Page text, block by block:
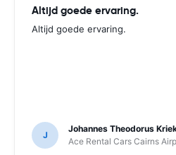
Altijd goede ervaring.
Altijd goede ervaring.
J
Johannes Theodorus
Ace Rental Cars Cairns